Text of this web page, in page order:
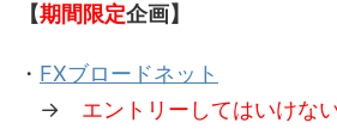
【期間限定企画】
・ FXブロードネット
→ エントリーしてはいけな